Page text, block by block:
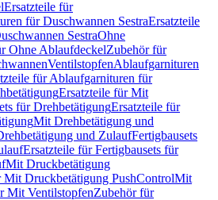
Ersatzteile für
für Duschwannen SestraErsatzteile
SestraOhne
Ohne AblaufdeckelZubehör für
VentilstopfenAblaufgarnituren
für Ablaufgarnituren für
Ersatzteile für Mit
für DrehbetätigungErsatzteile für
Mit Drehbetätigung und
und ZulaufFertigbausets
Ersatzteile für Fertigbausets für
Mit Druckbetätigung
Mit Druckbetätigung PushControlMit
Mit VentilstopfenZubehör für